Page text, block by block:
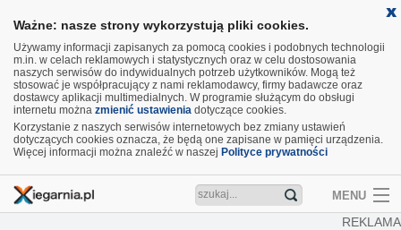
Ważne: nasze strony wykorzystują pliki cookies.
Używamy informacji zapisanych za pomocą cookies i podobnych technologii
m.in. w celach reklamowych i statystycznych oraz w celu dostosowania
naszych serwisów do indywidualnych potrzeb użytkowników. Mogą też
stosować je współpracujący z nami reklamodawcy, firmy badawcze oraz
dostawcy aplikacji multimedialnych. W programie służącym do obsługi
internetu można zmienić ustawienia dotyczące cookies.
Korzystanie z naszych serwisów internetowych bez zmiany ustawień
dotyczących cookies oznacza, że będą one zapisane w pamięci urządzenia.
Więcej informacji można znaleźć w naszej Polityce prywatności
MENU
REKLAMA